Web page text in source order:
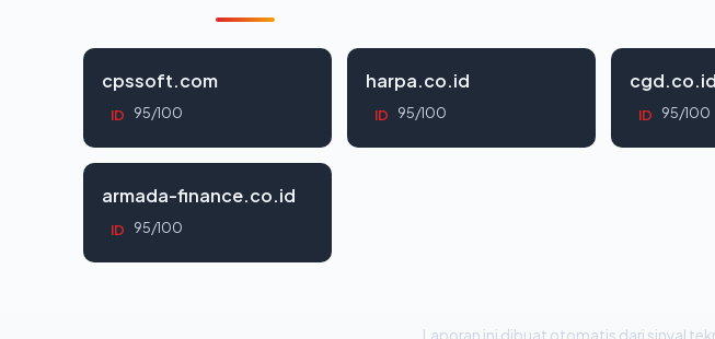
cpssoft.com
ID 95/100
harpa.co.id
ID 95/100
cgd.co.id
ID 95/100
armada-finance.co.id
ID 95/100
Laporan ini dibuat otomatis dari sinyal